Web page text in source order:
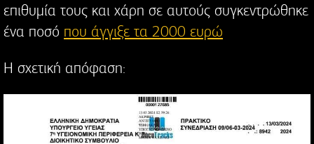
επιθυμία τους και χάρη σε αυτούς συγκεντρώθηκε
ένα ποσό που άγγιξε τα 2000 ευρώ
Η σχετική απόφαση: